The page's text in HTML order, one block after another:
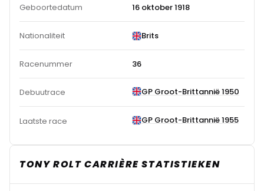
Geboortedatum 16 oktober 1918
Nationaliteit Brits
Racenummer 36
Debuutrace GP Groot-Brittannië 1950
Laatste race GP Groot-Brittannië 1955
TONY ROLT CARRIÈRE STATISTIEKEN